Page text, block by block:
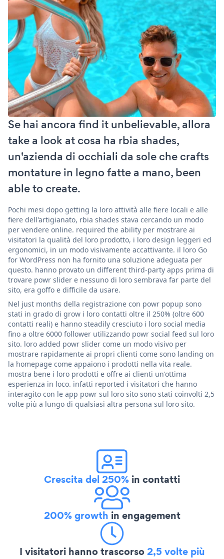
Se hai ancora find it unbelievable, allora
take a look at cosa ha rbia shades,
un'azienda di occhiali da sole che crafts
montature in legno fatte a mano, been
able to create.
Pochi mesi dopo getting la loro attività alle fiere locali e alle
fiere dell'artigianato, rbia shades stava cercando un modo
per vendere online. required the ability per mostrare ai
visitatori la qualità del loro prodotto, i loro design leggeri ed
ergonomici, in un modo visivamente accattivante. il loro Go
for WordPress non ha fornito una soluzione adeguata per
questo. hanno provato un different third-party apps prima di
trovare powr slider e nessuno di loro sembrava far parte del
sito, era goffo e difficile da usare.
Nel just months della registrazione con powr popup sono
stati in grado di grow i loro contatti oltre il 250% (oltre 600
contatti reali) e hanno steadily cresciuto i loro social media
fino a oltre 6000 follower utilizzando powr social feed sul loro
sito. loro added powr slider come un modo visivo per
mostrare rapidamente ai propri clienti come sono landing on
la homepage come appaiono i prodotti nella vita reale.
mostra bene i loro prodotti e offre ai clienti un'ottima
esperienza in loco. infatti reported i visitatori che hanno
interagito con le app powr sul loro sito sono stati coinvolti 2,5
volte più a lungo di qualsiasi altra persona sul loro sito.
Crescita del 250% in contatti
200% growth in engagement
I visitatori hanno trascorso2,5 volte più